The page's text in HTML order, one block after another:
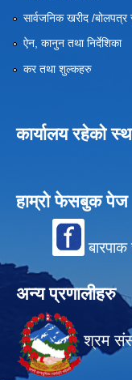
सार्वजनिक खरीद /बोलपत्र
ऐन, कानुन तथा निर्देशिका
कर तथा शुल्कहरु
कार्यालय रहेको
हाम्रो फेसबुक पेज
अन्य प्रणालीहरु
श्रम